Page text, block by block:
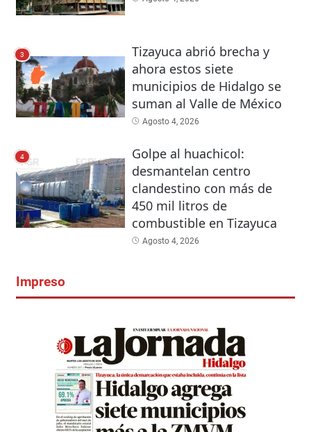
3
Tizayuca abrió brecha y
ahora estos siete
municipios de Hidalgo se
suman al Valle de México
Agosto 4, 2026
4
Golpe al huachicol:
desmantelan centro
clandestino con más de
450 mil litros de
combustible en Tizayuca
Agosto 4, 2026
Impreso